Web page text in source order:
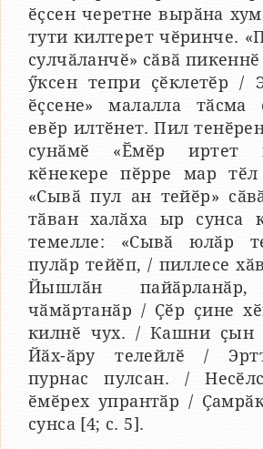
ӗҫсен черетне вырӑна
тути килтерет чӗринче.
сулчӑланчӗ» сӑвӑ
ӳксен тепри ҫӗклетӗр /
ӗҫсене» малалла тӑсма
евӗр илтӗнет. Пил
сунӑмӗ «Ӗмӗр иртет
кӗнекере пӗрре мар
«Сывӑ пул ан тейӗр»
тӑван халӑха ыр сунса
темелле: «Сывӑ юлӑр
пулӑр тейӗп, / пиллесе
Йышлӑн
чӑмӑртанӑр / Ҫӗр ҫине
килнӗ чух. / Кашни ҫын
Йӑх-ӑру телейлӗ /
пурнас пулсан. /
ӗмӗрех упрантӑр /
сунса [4; с. 5].